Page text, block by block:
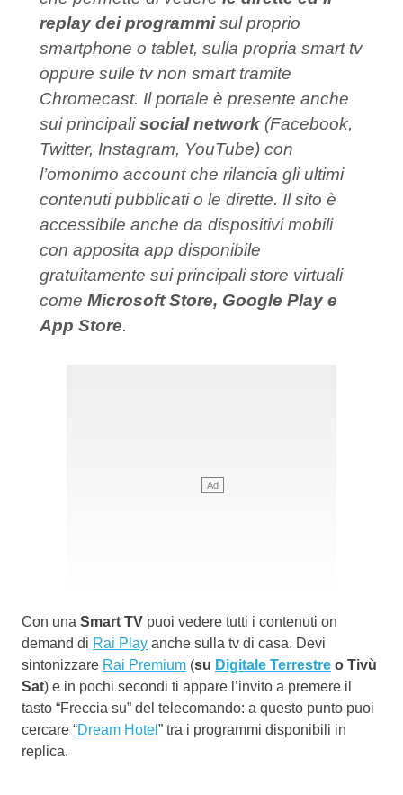
replay dei programmisul proprio
smartphone o tablet, sulla propria smart tv
oppure sulle tv non smart tramite
Chromecast. Il portale è presente anche
sui principalisocial network (Facebook,
Twitter, Instagram, YouTube) con
l’omonimo account che rilancia gli ultimi
contenuti pubblicati o le dirette. Il sito è
accessibile anche da dispositivi mobili
con apposita app disponibile
gratuitamente sui principali store virtuali
come Microsoft Store, Google Play e
App Store.
Con una Smart TV puoi vedere tutti i contenuti on
demand di Rai Play anche sulla tv di casa. Devi
sintonizzare Rai Premium (su Digitale Terrestre o Tivù
Sat) e in pochi secondi ti appare l’invito a premere il
tasto “Freccia su” del telecomando: a questo punto puoi
cercare “Dream Hotel ” tra i programmi disponibili in
replica.